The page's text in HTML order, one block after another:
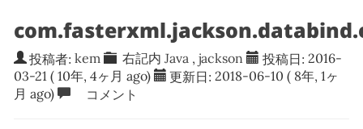
投稿者: kem 右記内Java ,jackson 投稿日: 2016-
03-21 ( 10年, 4ヶ月 ago) 更新日: 2018-06-10 ( 8年, 1ヶ
月 ago)
コメント